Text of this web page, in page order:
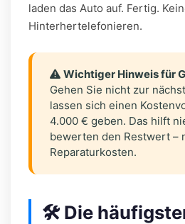
laden das Auto auf. Fertig.
Hinterhertelefonieren.
Wichtiger Hinweis für
Gehen Sie nicht zur
lassen sich einen
4.000 € geben. Das hilft
bewerten den Restwert –
Reparaturkosten.
🛠️ Die